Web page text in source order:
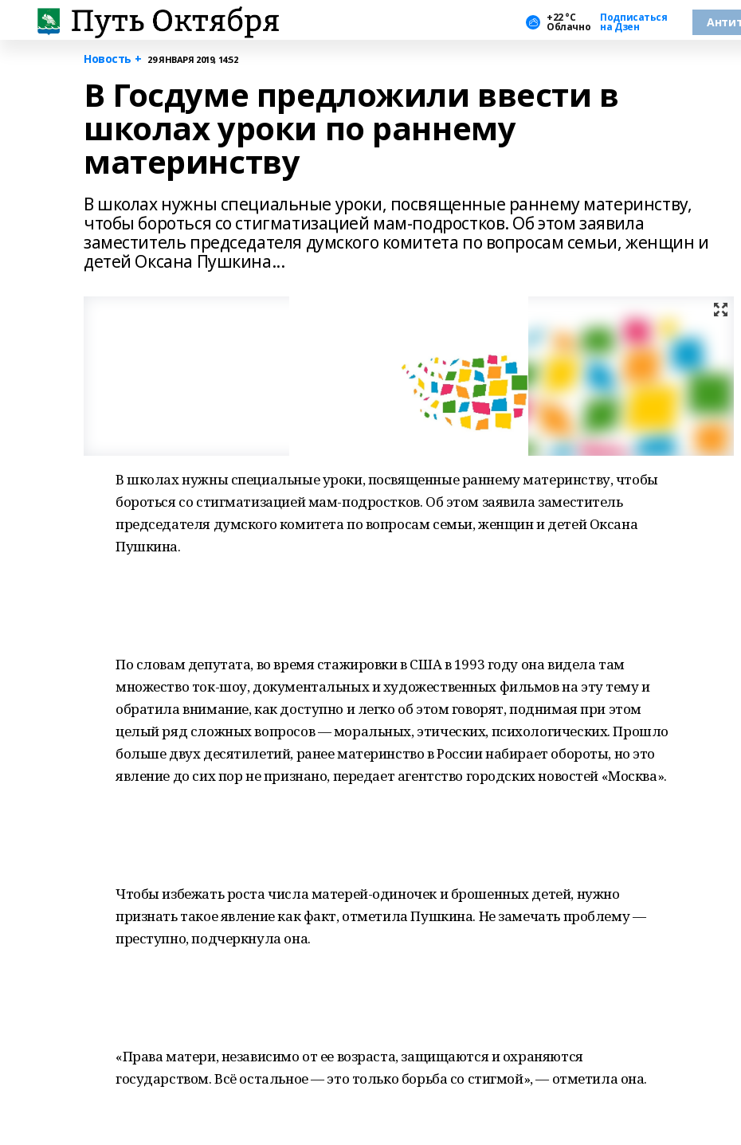
+22 °С
Облачно
Подписаться
на Дзен
Новость + 29 ЯНВАРЯ 2019, 14:52
В Госдуме предложили ввести в
школах уроки по раннему
материнству
В школах нужны специальные уроки, посвященные раннему материнству,
чтобы бороться со стигматизацией мам-подростков. Об этом заявила
заместитель председателя думского комитета по вопросам семьи, женщин и
детей Оксана Пушкина...
В школах нужны специальные уроки, посвященные раннему материнству, чтобы
бороться со стигматизацией мам-подростков. Об этом заявила заместитель
председателя думского комитета по вопросам семьи, женщин и детей Оксана
Пушкина.
По словам депутата, во время стажировки в США в 1993 году она видела там
множество ток-шоу, документальных и художественных фильмов на эту тему и
обратила внимание, как доступно и легко об этом говорят, поднимая при этом
целый ряд сложных вопросов — моральных, этических, психологических. Прошло
больше двух десятилетий, ранее материнство в России набирает обороты, но это
явление до сих пор не признано, передает агентство городских новостей «Москва».
Чтобы избежать роста числа матерей-одиночек и брошенных детей, нужно
признать такое явление как факт, отметила Пушкина. Не замечать проблему —
преступно, подчеркнула она.
«Права матери, независимо от ее возраста, защищаются и охраняются
государством. Всё остальное — это только борьба со стигмой», — отметила она.